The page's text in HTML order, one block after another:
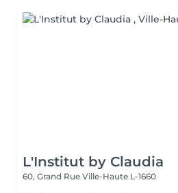
L'Institut by Claudia
60, Grand Rue Ville-Haute L-1660